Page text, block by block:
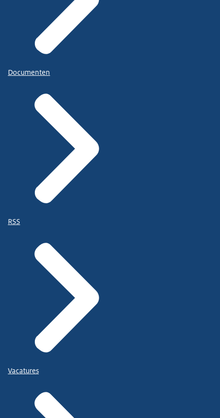
Documenten
RSS
Vacatures